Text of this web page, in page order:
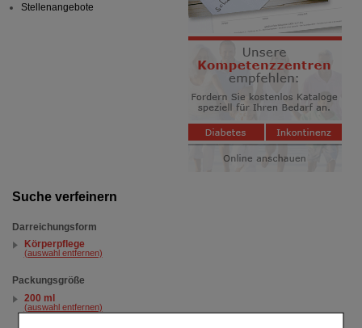
Suche verfeinern
Darreichungsform
Körperpflege
(auswahl entfernen)
Packungsgröße
200 ml
(auswahl entfernen)
Stellenangebote